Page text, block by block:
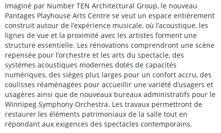
Imaginé par Number TEN Architectural Group, le nouveau
Pantages Playhouse Arts Centre se veut un espace entièrement
construit autour de l’expérience musicale, où l’acoustique, les
lignes de vue et la proximité avec les artistes forment une
structure essentielle. Les rénovations comprendront une scène
repensée pour l’orchestre et les arts du spectacle, des
systèmes acoustiques modernes dotés de capacités
numériques, des sièges plus larges pour un confort accru, des
coulisses réaménagées pour accueillir une variété d’usagers et
usagères ainsi que de nouveaux bureaux administratifs pour le
Winnipeg Symphony Orchestra. Les travaux permettront de
restaurer les éléments patrimoniaux de la salle tout en
répondant aux exigences des spectacles contemporains.